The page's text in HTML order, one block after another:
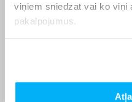
viņiem sniedzat vai ko viņi
pakalpojumus.
Smartposti pakomāts (
Augusts 18d. - Augusts 26d.